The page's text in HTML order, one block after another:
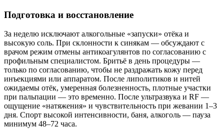
Подготовка и восстановление
За неделю исключают алкогольные «запуски» отёка и
высокую соль. При склонности к синякам — обсуждают с
врачом режим отмены антикоагулянтов по согласованию с
профильным специалистом. Бритьё в день процедуры —
только по согласованию, чтобы не раздражать кожу перед
инъекциями или аппаратом. После липолитиков и нитей
ожидаемы отёк, умеренная болезненность, плотные участки
при пальпации — это временно. После ультразвука и RF —
ощущение «натяжения» и чувствительность при жевании 1–3
дня. Спорт высокой интенсивности, баня, алкоголь — пауза
минимум 48–72 часа.